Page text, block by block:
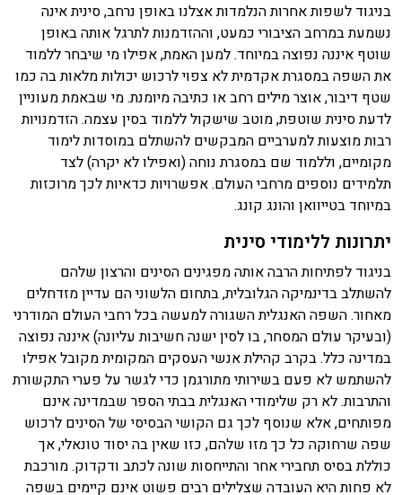
בניגוד לשפות אחרות הנלמדות אצלנו באופן נרחב, סינית אינה
נשמעת במרחב הציבורי כמעט, וההזדמנות לתרגל אותה באופן
שוטף איננה נפוצה במיוחד. למען האמת, אפילו מי שיבחר ללמוד
את השפה במסגרת אקדמית לא צפוי לרכוש יכולות מלאות בה כמו
שטף דיבור, אוצר מילים רחב או כתיבה מיומנת. מי שבאמת מעוניין
לדעת סינית שוטפת, מוטב שישקול ללמוד בסין עצמה. הזדמנויות
רבות מוצעות למערביים המבקשים להשתלם במוסדות לימוד
מקומיים, וללמוד שם במסגרת נוחה (ואפילו לא יקרה) לצד
תלמידים נוספים מרחבי העולם. אפשרויות כדאיות לכך מרוכזות
במיוחד בטייוואן והונג קונג.
יתרונות ללימודי סינית
בניגוד לפתיחות הרבה אותה מפגינים הסינים והרצון שלהם
להשתלב בדינמיקה הגלובלית, בתחום הלשוני הם עדיין מזדחלים
מאחור. השפה האנגלית השגורה למעשה בכל רחבי העולם המודרני
(ובעיקר עולם המסחר, בו לסין ישנה חשיבות עליונה) איננה נפוצה
במדינה כלל. בקרב קהילת אנשי העסקים המקומית מקובל אפילו
להשתמש לא פעם בשירותי מתורגמן כדי לגשר על פערי התקשורת
והתרבות. לא רק שלימודי האנגלית בבתי הספר שבמדינה אינם
מפותחים, אלא שנוסף לכך גם הקושי הבסיסי של הסינים לרכוש
שפה שרחוקה כל כך מזו שלהם, כזו שאין בה יסוד טונאלי, אך
כוללת בסיס תחבירי אחר והתייחסות שונה לכתב ודקדוק. מורכבת
לא פחות היא העובדה שצלילים רבים פשוט אינם קיימים בשפה